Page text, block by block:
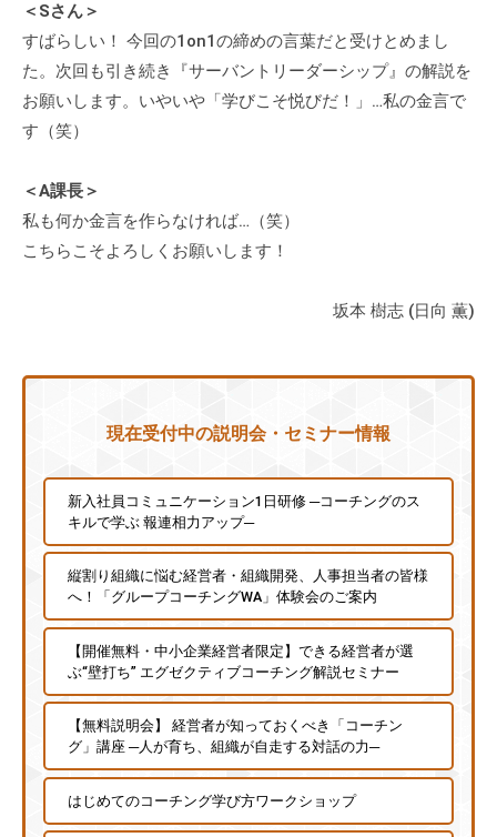
＜Sさん＞
すばらしい！ 今回の1on1の締めの言葉だと受けとめまし
た。次回も引き続き『サーバントリーダーシップ』の解説を
お願いします。いやいや「学びこそ悦びだ！」…私の金言で
す（笑）
＜A課長＞
私も何か金言を作らなければ…（笑）
こちらこそよろしくお願いします！
坂本 樹志 (日向 薫)
現在受付中の説明会・セミナー情報
新入社員コミュニケーション1日研修 ─コーチングのス
キルで学ぶ 報連相力アップ─
縦割り組織に悩む経営者・組織開発、人事担当者の皆様
へ！「グループコーチングWA」体験会のご案内
【開催無料・中小企業経営者限定】できる経営者が選
ぶ“壁打ち” エグゼクティブコーチング解説セミナー
【無料説明会】 経営者が知っておくべき「コーチン
グ」講座 ─人が育ち、組織が自走する対話の力─
はじめてのコーチング学び方ワークショップ